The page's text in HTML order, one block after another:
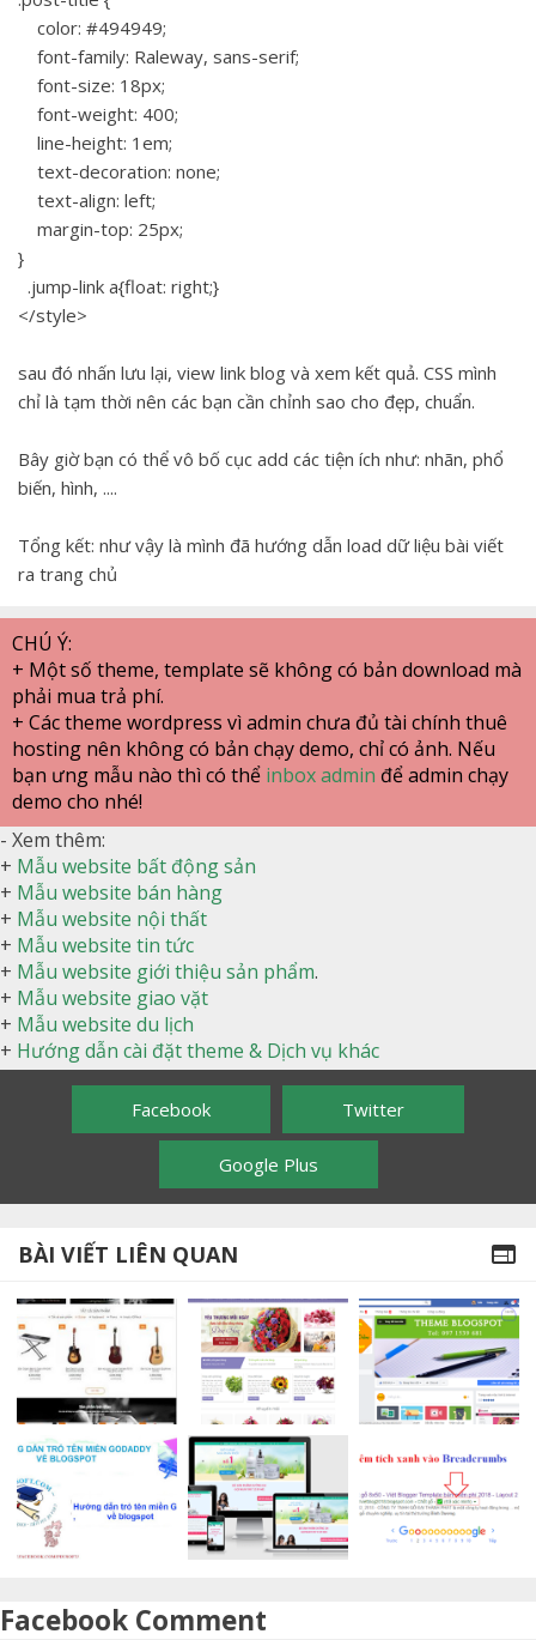
color: #494949;
font-family: Raleway, sans-serif;
font-size: 18px;
font-weight: 400;
line-height: 1em;
text-decoration: none;
text-align: left;
margin-top: 25px;
}
.jump-link a{float: right;}
</style>
sau đó nhấn lưu lại, view link blog và xem kết quả. CSS mình
chỉ là tạm thời nên các bạn cần chỉnh sao cho đẹp, chuẩn.
Bây giờ bạn có thể vô bố cục add các tiện ích như: nhãn, phổ
biến, hình, ....
Tổng kết: như vậy là mình đã hướng dẫn load dữ liệu bài viết
ra trang chủ
CHÚ Ý:
+ Một số theme, template sẽ không có bản download mà
phải mua trả phí.
+ Các theme wordpress vì admin chưa đủ tài chính thuê
hosting nên không có bản chạy demo, chỉ có ảnh. Nếu
bạn ưng mẫu nào thì có thể inbox admin để admin chạy
demo cho nhé!
- Xem thêm:
+ Mẫu website bất động sản
+ Mẫu website bán hàng
+ Mẫu website nội thất
+ Mẫu website tin tức
+ Mẫu website giới thiệu sản phẩm.
+ Mẫu website giao vặt
+ Mẫu website du lịch
+ Hướng dẫn cài đặt theme & Dịch vụ khác
Facebook Twitter
Google Plus
BÀI VIẾT LIÊN QUAN 
Facebook Comment